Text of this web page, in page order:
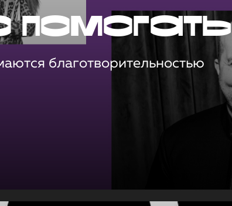
помогать
благотворительностью